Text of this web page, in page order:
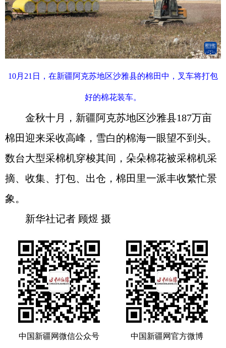
10月21日，在新疆阿克苏地区沙雅县的棉田中，叉车将打包
好的棉花装车。
金秋十月，新疆阿克苏地区沙雅县187万亩
棉田迎来采收高峰，雪白的棉海一眼望不到头。
数台大型采棉机穿梭其间，朵朵棉花被采棉机采
摘、收集、打包、出仓，棉田里一派丰收繁忙景
象。
新华社记者 顾煜 摄
中国新疆网微信公众号 中国新疆网官方微博